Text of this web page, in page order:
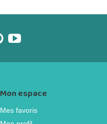
Mon espace
Mes favoris